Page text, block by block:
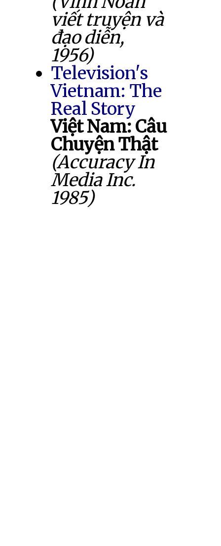
viết truyện và
đạo diễn,
1956)
Television's
Vietnam: The
Real Story
Việt Nam: Câu
Chuyện Thật
(Accuracy In
Media Inc.
1985)